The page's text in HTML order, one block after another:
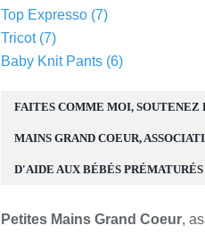
Top Expresso (7)
Tricot(7)
Baby Knit Pants (6)
FAITES COMME MOI, SOUTENEZ
MAINS GRAND COEUR,
D'AIDE AUX BÉBÉS PRÉMATURÉS
Petites Mains Grand Coeur,